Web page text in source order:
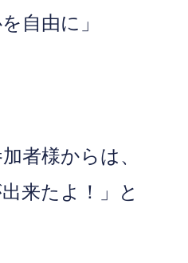
自由に」
者様からは、
来たよ！」と